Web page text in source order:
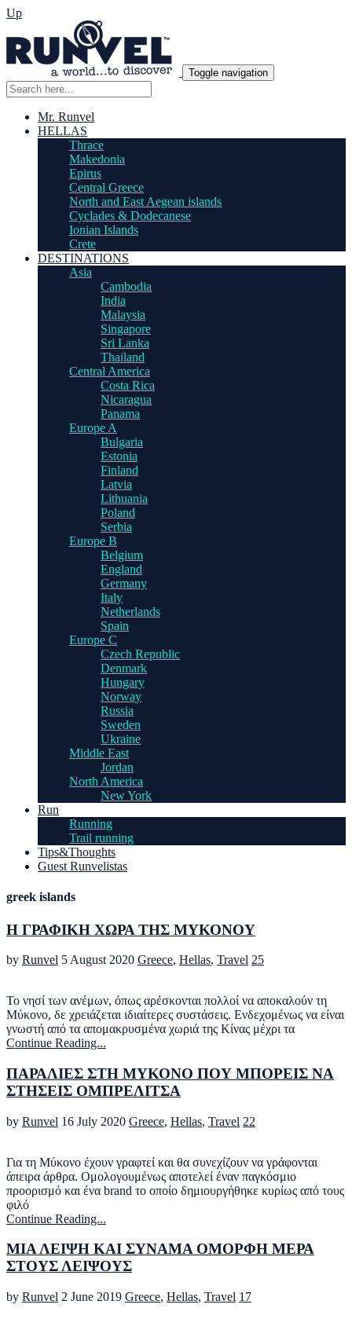
Up
Toggle navigation
Mr. Runvel
HELLAS
Thrace
Makedonia
Epirus
Central Greece
North and East Aegean islands
Cyclades & Dodecanese
Ionian Islands
Crete
DESTINATIONS
Asia
Cambodia
India
Malaysia
Singapore
Sri Lanka
Thailand
Central America
Costa Rica
Nicaragua
Panama
Europe A
Bulgaria
Estonia
Finland
Latvia
Lithuania
Poland
Serbia
Europe B
Belgium
England
Germany
Italy
Netherlands
Spain
Europe C
Czech Republic
Denmark
Hungary
Norway
Russia
Sweden
Ukraine
Middle East
Jordan
North America
New York
Run
Running
Trail running
Tips&Thoughts
Guest Runvelistas
greek islands
Η ΓΡΑΦΙΚΗ ΧΩΡΑ ΤΗΣ ΜΥΚΟΝΟΥ
by Runvel 5 August 2020 Greece, Hellas, Travel 25
Το νησί των ανέμων, όπως αρέσκονται πολλοί να αποκαλούν τη
Μύκονο, δε χρειάζεται ιδιαίτερες συστάσεις. Ενδεχομένως να είναι
γνωστή από τα απομακρυσμένα χωριά της Κίνας μέχρι τα
Continue Reading...
ΠΑΡΑΛΙΕΣ ΣΤΗ ΜΥΚΟΝΟ ΠΟΥ ΜΠΟΡΕΙΣ ΝΑ
ΣΤΗΣΕΙΣ ΟΜΠΡΕΛΙΤΣΑ
by Runvel 16 July 2020 Greece, Hellas, Travel 22
Για τη Μύκονο έχουν γραφτεί και θα συνεχίζουν να γράφονται
άπειρα άρθρα. Ομολογουμένως αποτελεί έναν παγκόσμιο
προορισμό και ένα brand το οποίο δημιουργήθηκε κυρίως από τους
φιλό
Continue Reading...
ΜΙΑ ΛΕΙΨΗ ΚΑΙ ΣΥΝΑΜΑ ΟΜΟΡΦΗ ΜΕΡΑ
ΣΤΟΥΣ ΛΕΙΨΟΥΣ
by Runvel 2 June 2019 Greece, Hellas, Travel 17